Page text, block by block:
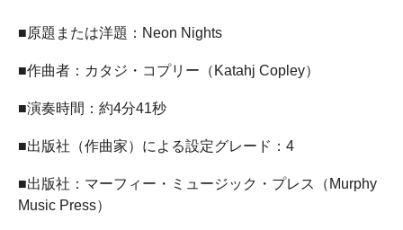
■原題または洋題：Neon Nights
■作曲者：カタジ・コプリー（Katahj Copley）
■演奏時間：約4分41秒
■出版社（作曲家）による設定グレード：4
■出版社：マーフィー・ミュージック・プレス（Murphy
Music Press）